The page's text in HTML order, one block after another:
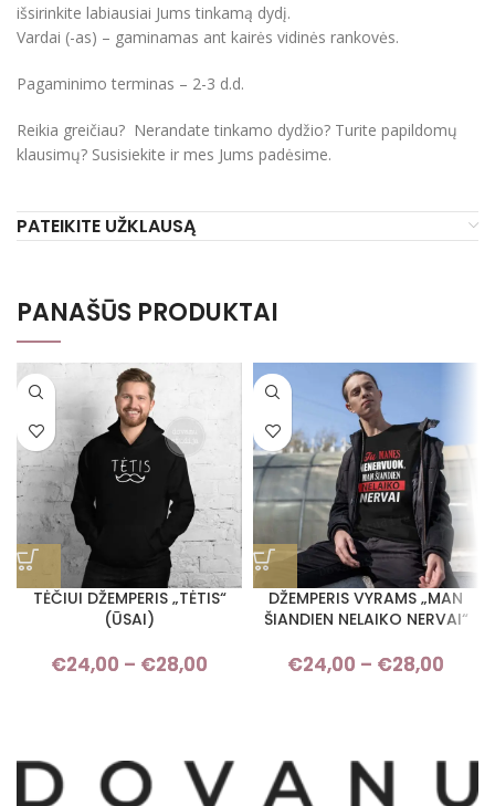
išsirinkite labiausiai Jums tinkamą dydį.
Vardai (-as) – gaminamas ant kairės vidinės rankovės.
Pagaminimo terminas – 2-3 d.d.
Reikia greičiau? Nerandate tinkamo dydžio? Turite papildomų
klausimų? Susisiekite ir mes Jums padėsime.
PATEIKITE UŽKLAUSĄ
PANAŠŪS PRODUKTAI
TĖČIUI DŽEMPERIS „TĖTIS“
(ŪSAI)
€24,00 – €28,00
Price range: €24,00 through
DŽEMPERIS VYRAMS „MAN
ŠIANDIEN NELAIKO NERVAI“
€24,00 – €28,00